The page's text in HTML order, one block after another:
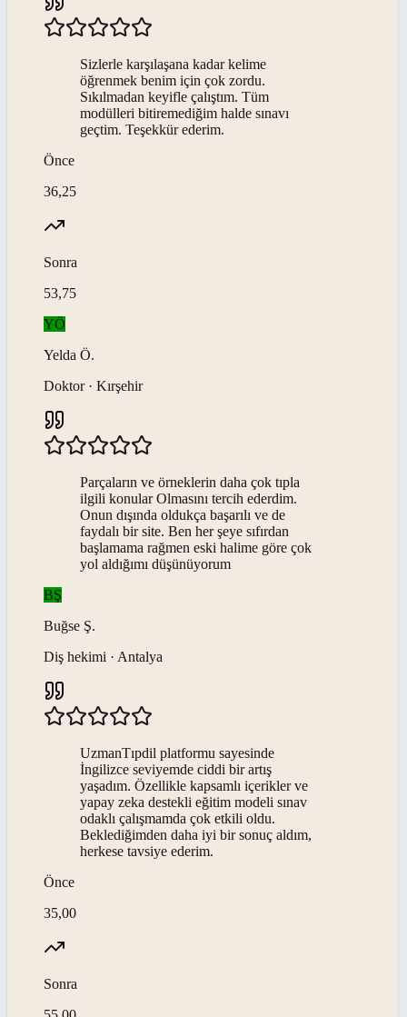
Sizlerle karşılaşana kadar kelime
öğrenmek benim için çok zordu.
Sıkılmadan keyifle çalıştım. Tüm
modülleri bitiremediğim halde sınavı
geçtim. Teşekkür ederim.
Önce
36,25
Sonra
53,75
YÖ
Yelda Ö.
Doktor · Kırşehir
Parçaların ve örneklerin daha çok tıpla
ilgili konular Olmasını tercih ederdim.
Onun dışında oldukça başarılı ve de
faydalı bir site. Ben her şeye sıfırdan
başlamama rağmen eski halime göre çok
yol aldığımı düşünüyorum
BŞ
Buğse Ş.
Diş hekimi · Antalya
UzmanTıpdil platformu sayesinde
İngilizce seviyemde ciddi bir artış
yaşadım. Özellikle kapsamlı içerikler ve
yapay zeka destekli eğitim modeli sınav
odaklı çalışmamda çok etkili oldu.
Beklediğimden daha iyi bir sonuç aldım,
herkese tavsiye ederim.
Önce
35,00
Sonra